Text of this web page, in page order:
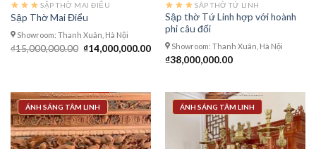
SẬP THỜ MAI ĐIỂU
Sập Thờ Mai Điểu
Showroom: Thanh Xuân, Hà Nội
₫15,000,000.00 Giá
₫14,000,000.00Giá
hiện
SÂP THỜ TỨ LINH
Sập thờ Tứ Linh hợp với hoành
phi câu đối
Showroom: Thanh Xuân, Hà Nội
₫38,000,000.00
ÁNH SÁNG TÂM LINH ÁNH SÁNG TÂM LINH